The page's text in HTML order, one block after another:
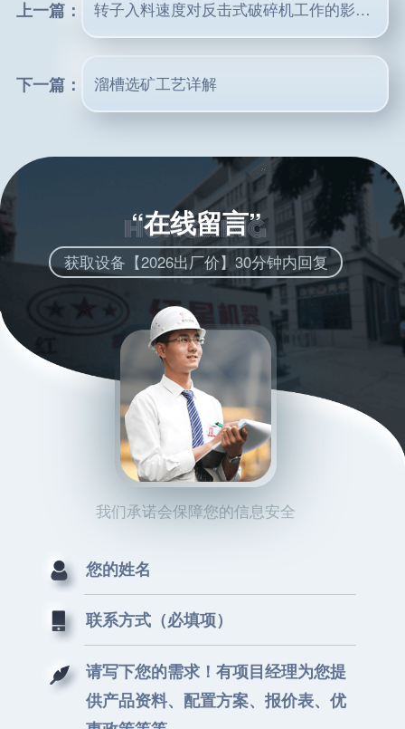
上一篇： 转子入料速度对反击式破碎机工作的影响分析
下一篇： 溜槽选矿工艺详解
“在线留言”
获取设备【2026出厂价】30分钟内回复
我们承诺会保障您的信息安全